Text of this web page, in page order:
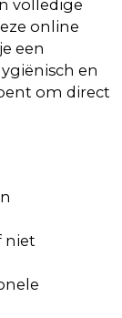
volledige
online
een
en
om direct
niet